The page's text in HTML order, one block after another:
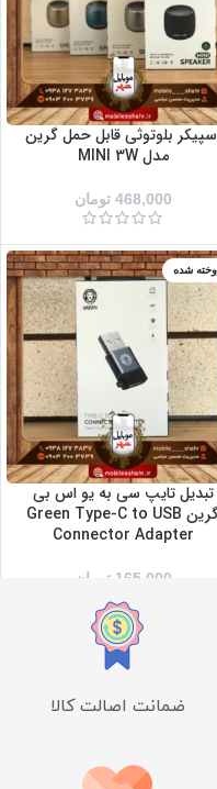
ای
بلوتوثی قابل حمل گرین
مدل MINI 3W
468,000 تومان
شده
تبدیل تایپ سی به یو اس بی
گرین Green Type-C to USB
Connector Adapter
165,000 تومان
ضمانت اصالت کالا